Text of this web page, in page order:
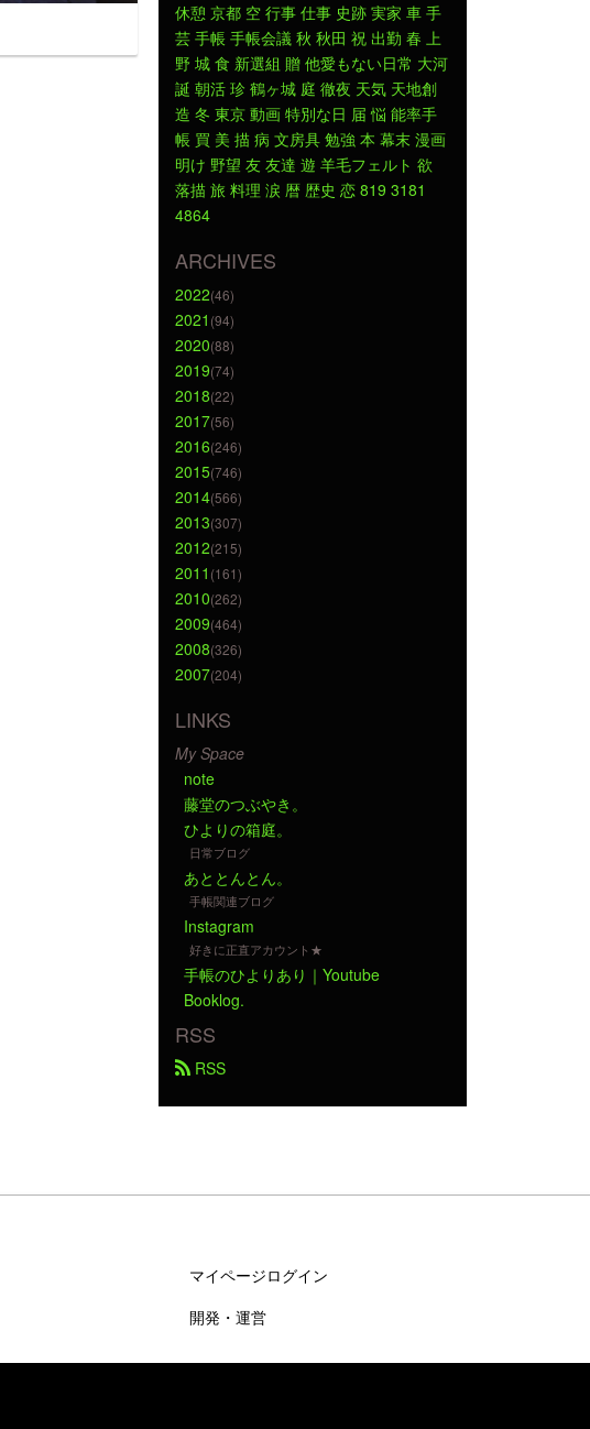
休憩 京都 空 行事 仕事 史跡 実家 車 手
芸 手帳 手帳会議 秋 秋田 祝 出勤 春 上
野 城 食 新選組 贈 他愛もない日常 大河
誕 朝活 珍 鶴ヶ城 庭 徹夜 天気 天地創
造 冬 東京 動画 特別な日 届 悩 能率手
帳 買 美 描 病 文房具 勉強 本 幕末 漫画
明け 野望 友 友達 遊 羊毛フェルト 欲
落描 旅 料理 涙 暦 歴史 恋 819 3181
4864
ARCHIVES
2022(46)
2021 (94)
2020(88)
2019(74)
2018(22)
2017(56)
2016(246)
2015(746)
2014(566)
2013(307)
2012(215)
2011 (161)
2010(262)
2009(464)
2008(326)
2007(204)
LINKS
My Space
note
藤堂のつぶやき。
ひよりの箱庭。
日常ブログ
あととんとん。
手帳関連ブログ
Instagram
好きに正直アカウント★
手帳のひよりあり｜Youtube
Booklog.
RSS
RSS
マイページログイン
開発・運営